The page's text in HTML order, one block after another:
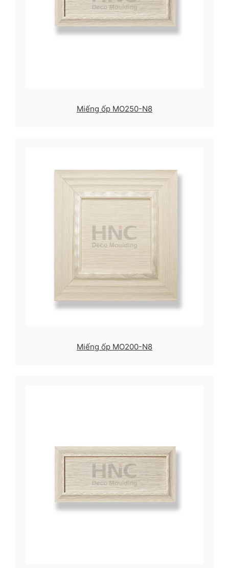
Miếng ốp MO250-N8
Miếng ốp MO200-N8